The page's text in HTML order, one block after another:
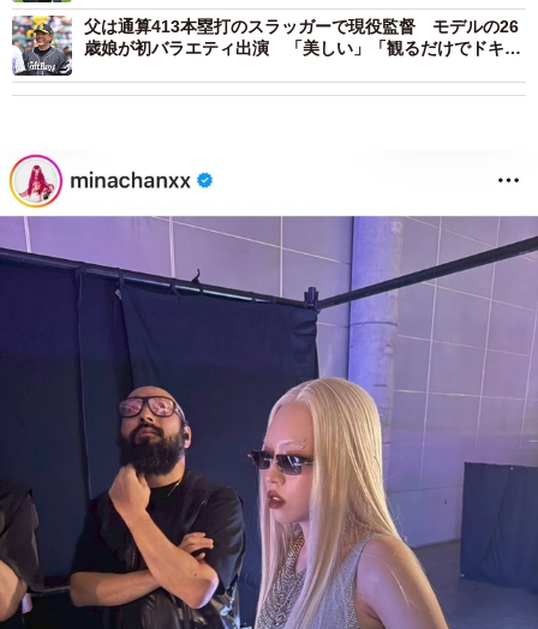
父は通算413本塁打のスラッガーで現役監督 モデルの26
歳娘が初バラエティ出演 「美しい」「観るだけでドキド